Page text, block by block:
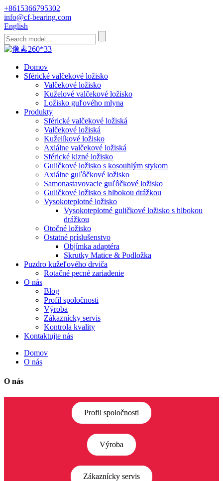
+8615366795302
info@cf-bearing.com
English
Domov
Sférické valčekové ložisko
Valčekové ložisko
Kuželové valčekové ložisko
Ložisko guľového mlyna
Produkty
Sférické valčekové ložiská
Valčekové ložiská
Kuželíkové ložisko
Axiálne valčekové ložiská
Sférické klzné ložisko
Guličkové ložisko s kosouhlým stykom
Axiálne guľôčkové ložisko
Samonastavovacie guľôčkové ložisko
Guličkové ložisko s hlbokou drážkou
Vysokoteplotné ložisko
Vysokoteplotné guličkové ložisko s hlbokou
drážkou
Otočné ložisko
Ostatné príslušenstvo
Objímka adaptéra
Skrutky Matice & Podložka
Puzdro kužeľového drviča
Rotačné pecné zariadenie
O nás
Blog
Profil spoločnosti
Výroba
Zákaznícky servis
Kontrola kvality
Kontaktujte nás
Domov
O nás
O nás
Profil spoločnosti
Výroba
Zákaznícky servis